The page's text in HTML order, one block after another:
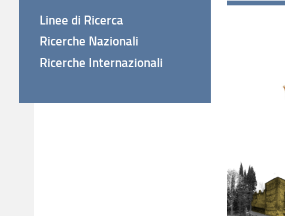
Linee di Ricerca
Ricerche Nazionali
Ricerche Internazionali